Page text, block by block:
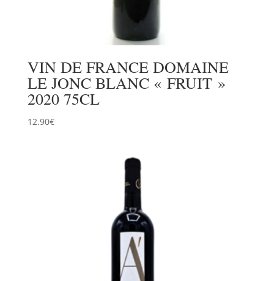
VIN DE FRANCE DOMAINE
LE JONC BLANC « FRUIT »
2020 75CL
12.90€